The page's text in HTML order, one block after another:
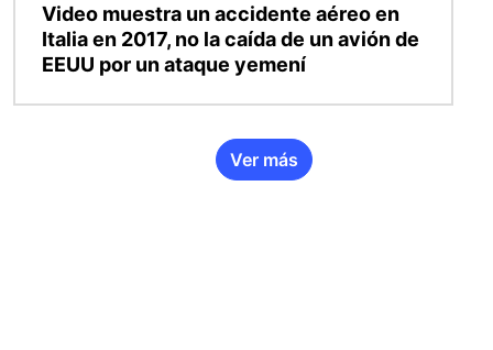
Video muestra un accidente aéreo en
Italia en 2017, no la caída de un avión de
EEUU por un ataque yemení
Ver más